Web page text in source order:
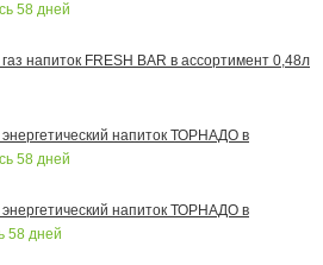
58 дней
напиток FRESH BAR в ассортимент 0,48л
напиток ТОРНАДО в
58 дней
напиток ТОРНАДО в
58 дней